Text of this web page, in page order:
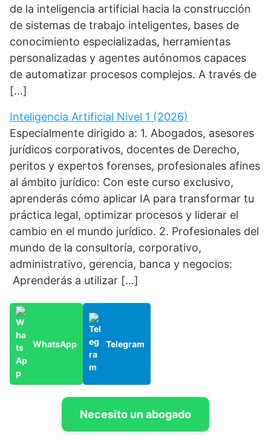
de la inteligencia artificial hacia la construcción
de sistemas de trabajo inteligentes, bases de
conocimiento especializadas, herramientas
personalizadas y agentes autónomos capaces
de automatizar procesos complejos. A través de
[…]
Inteligencia Artificial Nivel 1 (2026)
Especialmente dirigido a: 1. Abogados, asesores
jurídicos corporativos, docentes de Derecho,
peritos y expertos forenses, profesionales afines
al ámbito jurídico: Con este curso exclusivo,
aprenderás cómo aplicar IA para transformar tu
práctica legal, optimizar procesos y liderar el
cambio en el mundo jurídico. 2. Profesionales del
mundo de la consultoría, corporativo,
administrativo, gerencia, banca y negocios:
Aprenderás a utilizar […]
WhatsApp Telegram
Necesito un abogado